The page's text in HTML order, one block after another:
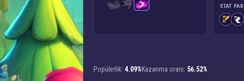
STAT
Popülerlik: 4.09%Kazanma oranı: 56.52%